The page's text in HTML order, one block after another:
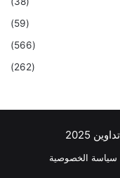
(59)
(566)
(262)
2025
سياسة الخصوصية